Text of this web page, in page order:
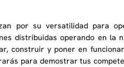
por su versatilidad para
distribuidas operando en la
construir y poner en
para demostrar tus